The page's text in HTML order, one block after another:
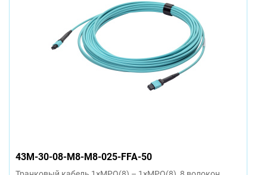
43M-30-08-M8-M8-025-FFA-50